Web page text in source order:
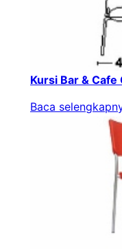
Kursi Bar & Cafe
Baca